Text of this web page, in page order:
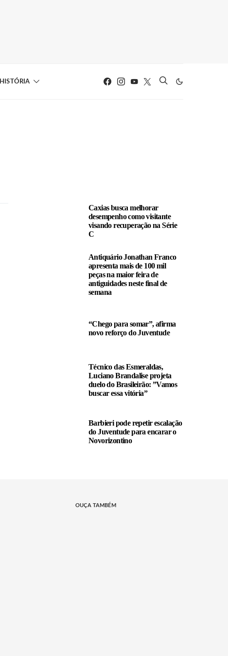
HISTÓRIA
Caxias busca melhorar
desempenho como visitante
visando recuperação na Série
C
Antiquário Jonathan Franco
apresenta mais de 100 mil
peças na maior feira de
antiguidades neste final de
semana
“Chego para somar”, afirma
novo reforço do Juventude
Técnico das Esmeraldas,
Luciano Brandalise projeta
duelo do Brasileirão: ”Vamos
buscar essa vitória”
Barbieri pode repetir escalação
do Juventude para encarar o
Novorizontino
OUÇA TAMBÉM